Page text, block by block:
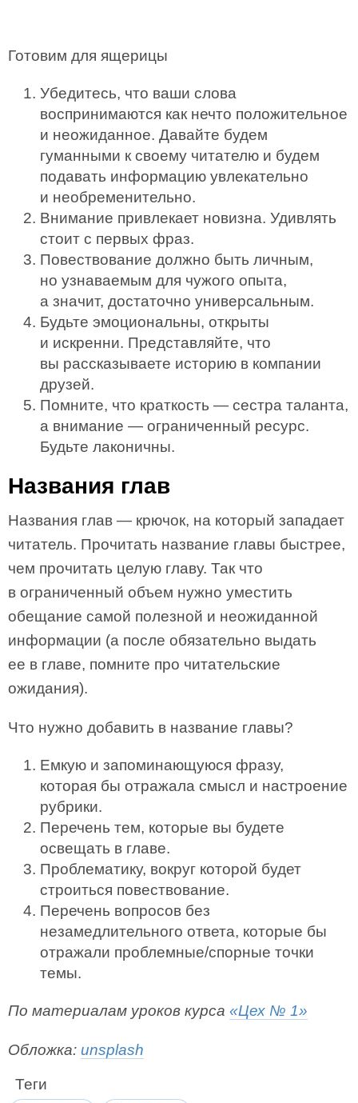
Готовим для ящерицы
Убедитесь, что ваши слова
воспринимаются как нечто положительное
и неожиданное. Давайте будем
гуманными к своему читателю и будем
подавать информацию увлекательно
и необременительно.
Внимание привлекает новизна. Удивлять
стоит с первых фраз.
Повествование должно быть личным,
но узнаваемым для чужого опыта,
а значит, достаточно универсальным.
Будьте эмоциональны, открыты
и искренни. Представляйте, что
вы рассказываете историю в компании
друзей.
Помните, что краткость — сестра таланта,
а внимание — ограниченный ресурс.
Будьте лаконичны.
Названия глав
Названия глав — крючок, на который западает
читатель. Прочитать название главы быстрее,
чем прочитать целую главу. Так что
в ограниченный объем нужно уместить
обещание самой полезной и неожиданной
информации (а после обязательно выдать
ее в главе, помните про читательские
ожидания).
Что нужно добавить в название главы?
Емкую и запоминающуюся фразу,
которая бы отражала смысл и настроение
рубрики.
Перечень тем, которые вы будете
освещать в главе.
Проблематику, вокруг которой будет
строиться повествование.
Перечень вопросов без
незамедлительного ответа, которые бы
отражали проблемные/спорные точки
темы.
По материалам уроков курса «Цех № 1»
Обложка: unsplash
Теги